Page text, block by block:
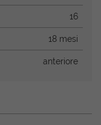
16
18 mesi
anteriore